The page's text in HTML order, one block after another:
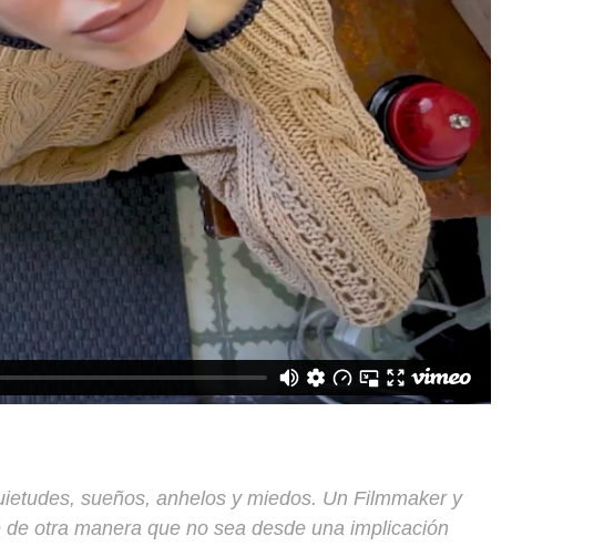
sueños, anhelos y miedos. Un Filmmaker y
otra manera que no sea desde una implicación